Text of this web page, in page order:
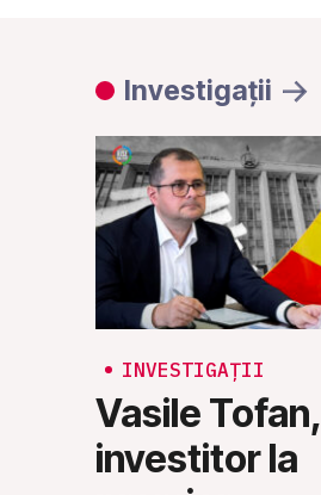
Investigații
INVESTIGAȚII
Vasile
investitor la